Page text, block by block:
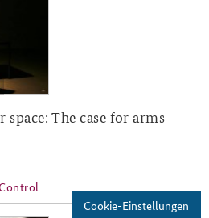
The case for arms
Cookie-Einstellungen